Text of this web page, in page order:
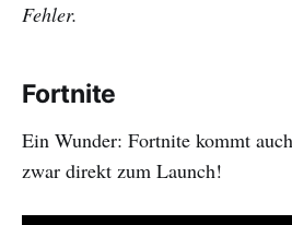
Fehler.
Fortnite
Ein Wunder: Fortnite kommt
zwar direkt zum Launch!